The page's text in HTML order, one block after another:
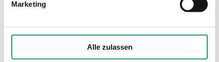
Marketing
Alle zulassen
(B x H x T)
Medien
Flüssigkeiten